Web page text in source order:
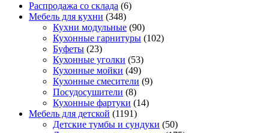
Распродажа со склада (6)
Мебель для кухни (348)
Кухни модульные (90)
Кухонные гарнитуры (102)
Буфеты (23)
Кухонные уголки (53)
Кухонные мойки (49)
Кухонные смесители (9)
Посудосушители (8)
Кухонные фартуки (14)
Мебель для детской (1191)
Детские тумбы и сундуки (50)